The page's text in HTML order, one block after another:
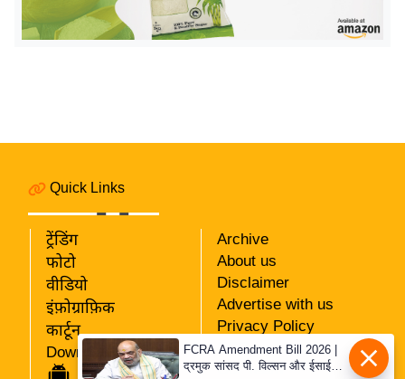
न्यू
ज
नो
ज
न
ज
Quick Links
ट्रेंडिंग
फोटो
वीडियो
इंफ़ोग्राफ़िक
कार्टून
Download App
Archive
About us
Disclaimer
Advertise with us
Privacy Policy
RSS
Our Team
FCRA Amendment Bill 2026 |
द्रमुक सांसद पी. विल्सन और ईसाई